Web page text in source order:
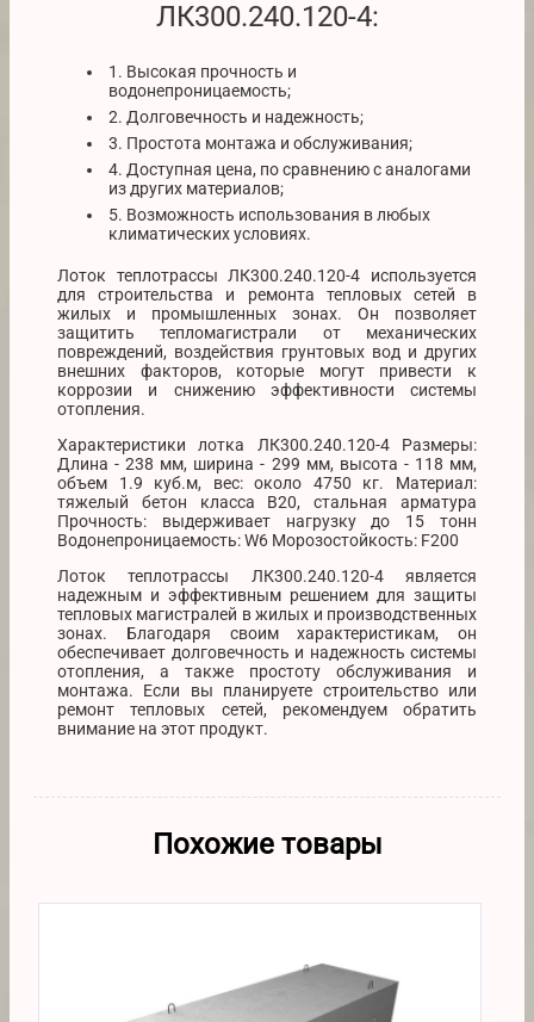
ЛК300.240.120-4:
1. Высокая прочность и
водонепроницаемость;
2. Долговечность и надежность;
3. Простота монтажа и обслуживания;
4. Доступная цена, по сравнению с аналогами
из других материалов;
5. Возможность использования в любых
климатических условиях.
Лоток теплотрассы ЛК300.240.120-4 используется
для строительства и ремонта тепловых сетей в
жилых и промышленных зонах. Он позволяет
защитить тепломагистрали от механических
повреждений, воздействия грунтовых вод и других
внешних факторов, которые могут привести к
коррозии и снижению эффективности системы
отопления.
Характеристики лотка ЛК300.240.120-4 Размеры:
Длина - 238 мм, ширина - 299 мм, высота - 118 мм,
объем 1.9 куб.м, вес: около 4750 кг. Материал:
тяжелый бетон класса В20, стальная арматура
Прочность: выдерживает нагрузку до 15 тонн
Водонепроницаемость: W6 Морозостойкость: F200
Лоток теплотрассы ЛК300.240.120-4 является
надежным и эффективным решением для защиты
тепловых магистралей в жилых и производственных
зонах. Благодаря своим характеристикам, он
обеспечивает долговечность и надежность системы
отопления, а также простоту обслуживания и
монтажа. Если вы планируете строительство или
ремонт тепловых сетей, рекомендуем обратить
внимание на этот продукт.
Похожие товары